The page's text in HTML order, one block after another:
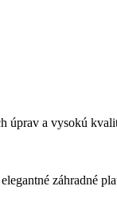
a vysokú
záhradné